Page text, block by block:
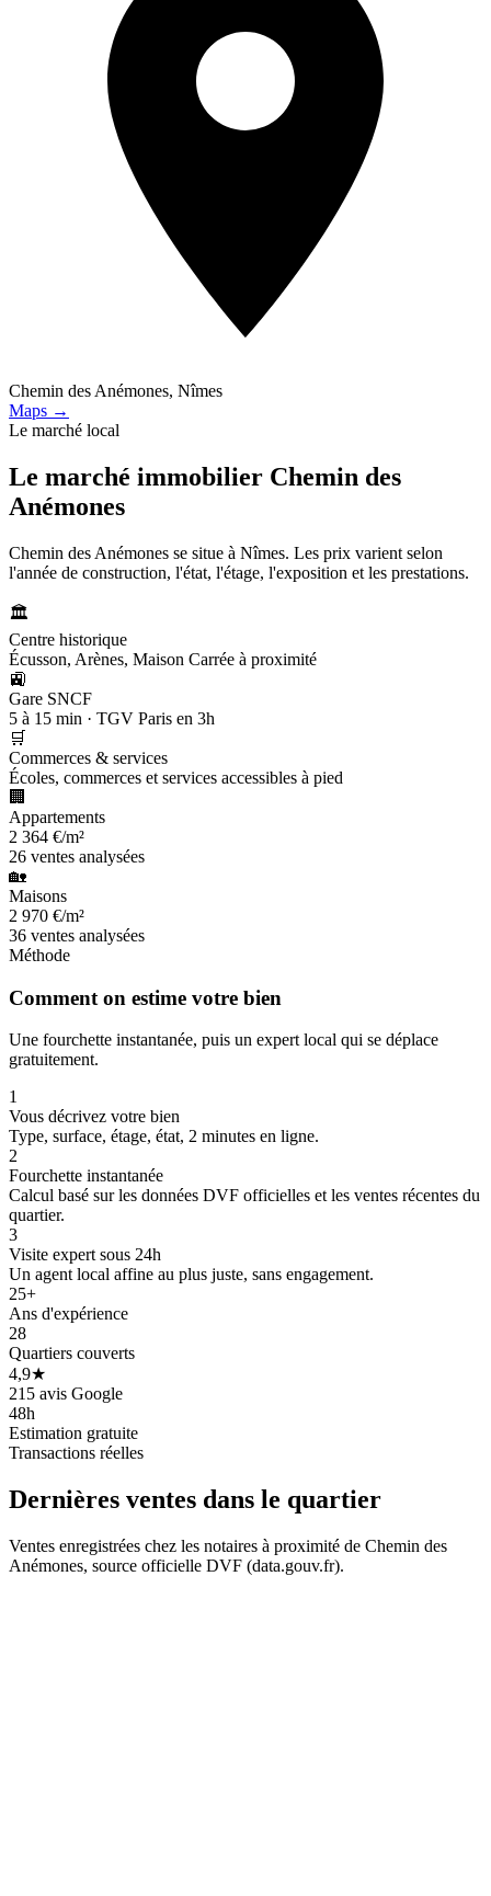
Chemin des Anémones, Nîmes
Maps →
Le marché local
Le marché immobilier Chemin des
Anémones
Chemin des Anémones se situe à Nîmes. Les prix varient selon
l'année de construction, l'état, l'étage, l'exposition et les prestations.
🏛️
Centre historique
Écusson, Arènes, Maison Carrée à proximité
🚉
Gare SNCF
5 à 15 min · TGV Paris en 3h
🛒
Commerces & services
Écoles, commerces et services accessibles à pied
🏢
Appartements
2 364 €/m²
26 ventes analysées
🏡
Maisons
2 970 €/m²
36 ventes analysées
Méthode
Comment on estime votre bien
Une fourchette instantanée, puis un expert local qui se déplace
gratuitement.
1
Vous décrivez votre bien
Type, surface, étage, état, 2 minutes en ligne.
2
Fourchette instantanée
Calcul basé sur les données DVF officielles et les ventes récentes du
quartier.
3
Visite expert sous 24h
Un agent local affine au plus juste, sans engagement.
25+
Ans d'expérience
28
Quartiers couverts
4,9★
215 avis Google
48h
Estimation gratuite
Transactions réelles
Dernières ventes dans le quartier
Ventes enregistrées chez les notaires à proximité de Chemin des
Anémones, source officielle DVF (data.gouv.fr).
300 k€